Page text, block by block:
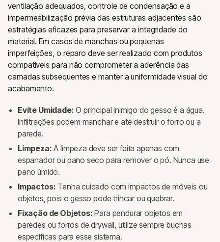
ventilação adequados, controle de condensação e a
impermeabilização prévia das estruturas adjacentes são
estratégias eficazes para preservar a integridade do
material. Em casos de manchas ou pequenas
imperfeições, o reparo deve ser realizado com produtos
compatíveis para não comprometer a aderência das
camadas subsequentes e manter a uniformidade visual do
acabamento.
Evite Umidade: O principal inimigo do gesso é a água.
Infiltrações podem manchar e até destruir o forro ou a
parede.
Limpeza: A limpeza deve ser feita apenas com
espanador ou pano seco para remover o pó. Nunca use
pano úmido.
Impactos: Tenha cuidado com impactos de móveis ou
objetos, pois o gesso pode trincar ou quebrar.
Fixação de Objetos: Para pendurar objetos em
paredes ou forros de drywall, utilize sempre buchas
específicas para esse sistema.